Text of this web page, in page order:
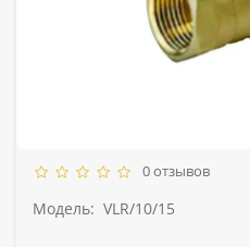
0 отзывов
Модель: VLR/10/15